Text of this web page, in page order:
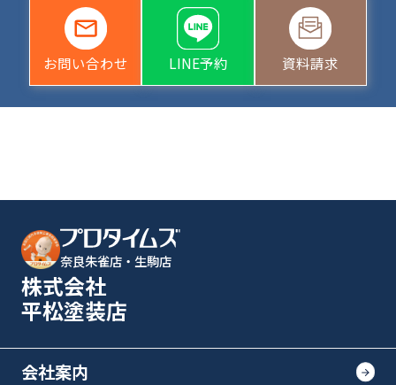
お問い合わせ LINE予約 資料請求
奈良朱雀店・生駒店
株式会社
平松塗装店
会社案内